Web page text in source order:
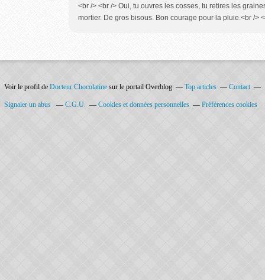
<br /> <br /> Oui, tu ouvres les cosses, tu retires les
mortier. De gros bisous. Bon courage pour la pluie.<br />
Voir le profil de Docteur Chocolatine sur le portail Overblog Top articles Contact
Signaler un abus C.G.U. Cookies et données personnelles Préférences cookies